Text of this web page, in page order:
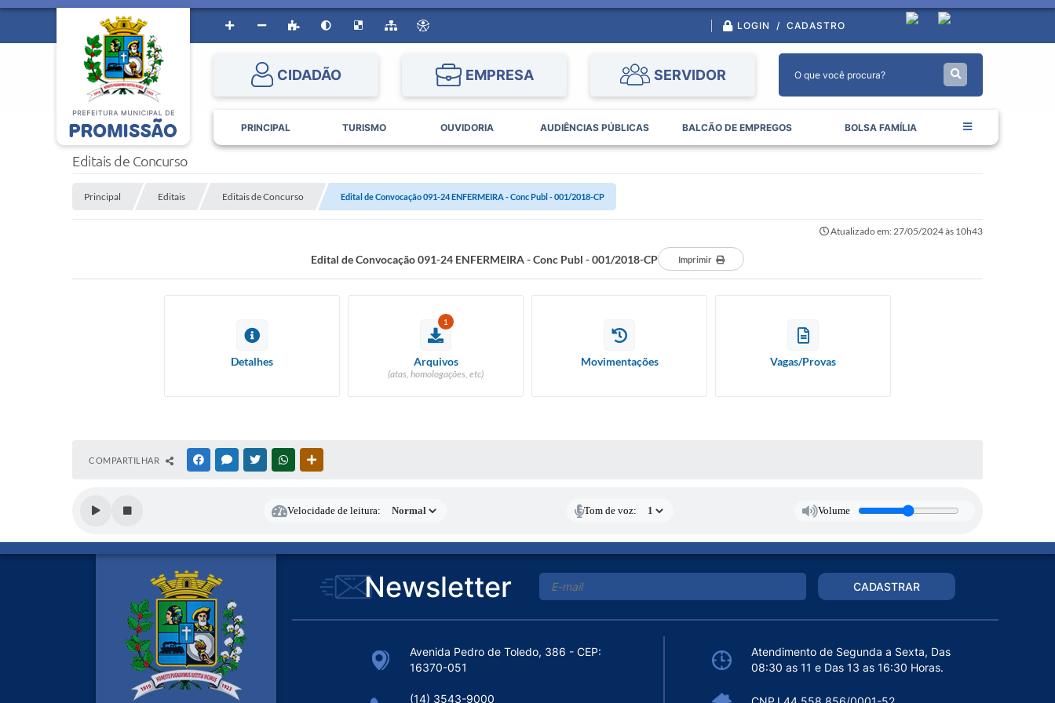
LOGIN / CADASTRO
CIDADÃO EMPRESA SERVIDOR
PRINCIPAL TURISMO OUVIDORIA AUDIÊNCIAS PÚBLICAS BALCÃO DE EMPREGOS BOLSA FAMÍLIA
Editais de Concurso
Principal Editais Editais de Concurso Edital de Convocação 091-24 ENFERMEIRA - Conc Publ - 001/2018-CP
Atualizado em: 27/05/2024 às 10h43
Edital de Convocação 091-24 ENFERMEIRA - Conc Publ - 001/2018-CP Imprimir
Detalhes
1
Arquivos
(atas, homologações, etc)
Movimentações Vagas/Provas
COMPARTILHAR FACEBOOKMESSENGER
TWITTERWHATSAPP
Velocidade de leitura: Tom de voz: Volume
Newsletter CADASTRAR
Avenida Pedro de Toledo, 386 - CEP:
16370-051
Atendimento de Segunda a Sexta, Das
08:30 as 11 e Das 13 as 16:30 Horas.
(14) 3543-9000